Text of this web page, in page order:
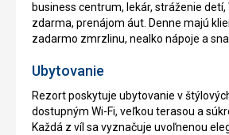
business centrum, lekár, stráženie
zdarma, prenájom áut. Denne majú
zadarmo zmrzlinu, nealko nápoje a
Ubytovanie
Rezort poskytuje ubytovanie v
dostupným Wi-Fi, veľkou terasou a
Každá z víl sa vyznačuje uvoľnenou